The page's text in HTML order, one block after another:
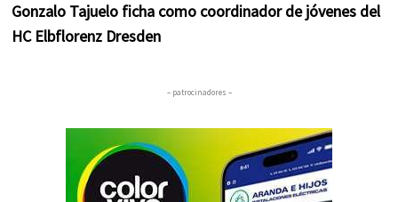
Gonzalo Tajuelo ficha como coordinador de jóvenes del
HC Elbflorenz Dresden
– patrocinadores –